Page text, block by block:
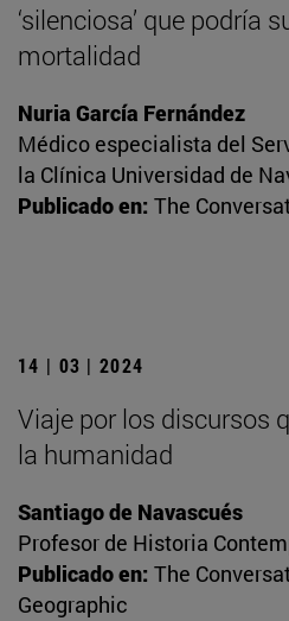
‘silenciosa’ que podría
mortalidad
Nuria García Fernández
Médico especialista del
la Clínica Universidad de
Publicado en: The
14 | 03 | 2024
Viaje por los discursos
la humanidad
Santiago de Navascués
Profesor de Historia
Publicado en: The
Geographic